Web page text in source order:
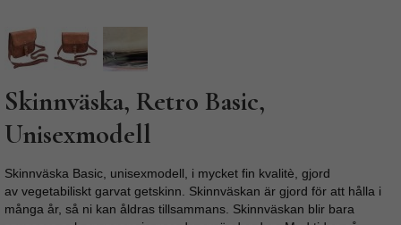
Skinnväska, Retro Basic,
Unisexmodell
Skinnväska Basic, unisexmodell, i mycket fin kvalitè, gjord
av vegetabiliskt garvat getskinn. Skinnväskan är gjord för att hålla i
många år, så ni kan åldras tillsammans. Skinnväskan blir bara